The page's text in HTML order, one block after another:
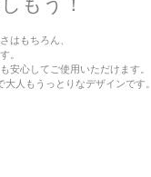
はもちろん、
。
安心してご使用いただけます。
人もうっとりなデザインです。